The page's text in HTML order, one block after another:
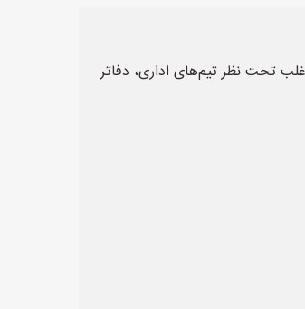
تحت نظر تیم‌های اداری، دفاتر